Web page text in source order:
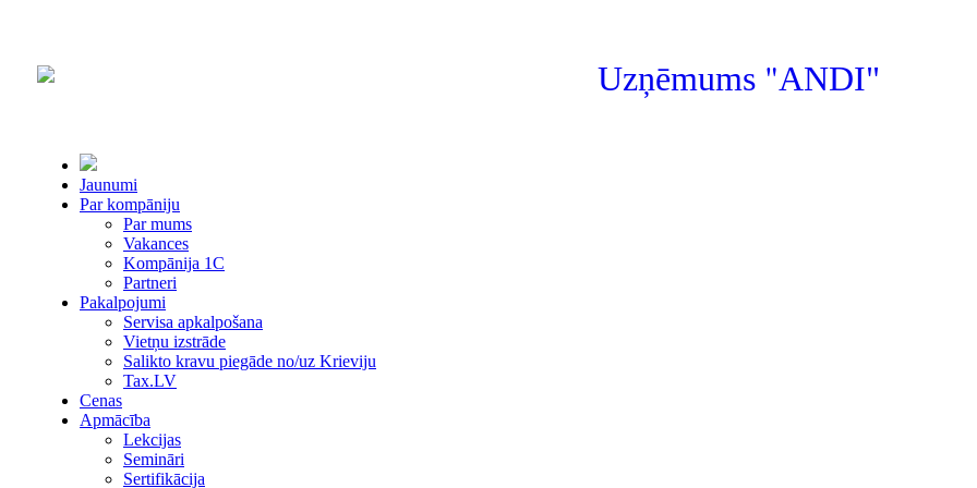
Uzņēmums"ANDI"
Jaunumi
Par kompāniju
Par mums
Vakances
Kompānija 1С
Partneri
Pakalpojumi
Servisa apkalpošana
Vietņu izstrāde
Salikto kravu piegāde no/uz Krieviju
Tax.LV
Cenas
Apmācība
Lekcijas
Semināri
Sertifikācija